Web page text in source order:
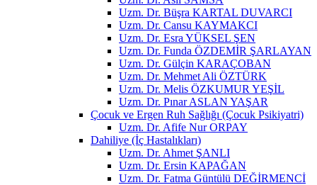
Uzm. Dr. Büşra KARTAL DUVARCI
Uzm. Dr. Cansu KAYMAKCI
Uzm. Dr. Esra YÜKSEL ŞEN
Uzm. Dr. Funda ÖZDEMİR ŞARLAYAN
Uzm. Dr. Gülçin KARAÇOBAN
Uzm. Dr. Mehmet Ali ÖZTÜRK
Uzm. Dr. Melis ÖZKUMUR YEŞİL
Uzm. Dr. Pınar ASLAN YAŞAR
Çocuk ve Ergen Ruh Sağlığı (Çocuk Psikiyatri)
Uzm. Dr. Afife Nur ORPAY
Dahiliye (İç Hastalıkları)
Uzm. Dr. Ahmet ŞANLI
Uzm. Dr. Ersin KAPAĞAN
Uzm. Dr. Fatma Güntülü DEĞİRMENCİ